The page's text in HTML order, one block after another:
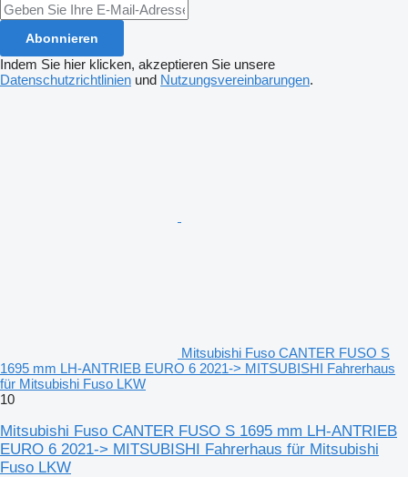
Abonnieren
Indem Sie hier klicken, akzeptieren Sie unsere
Datenschutzrichtlinien und Nutzungsvereinbarungen.
Mitsubishi Fuso CANTER FUSO S
1695 mm LH-ANTRIEB EURO 6 2021-> MITSUBISHI Fahrerhaus
für Mitsubishi Fuso LKW
10
Mitsubishi Fuso CANTER FUSO S 1695 mm LH-ANTRIEB
EURO 6 2021-> MITSUBISHI Fahrerhaus für Mitsubishi
Fuso LKW